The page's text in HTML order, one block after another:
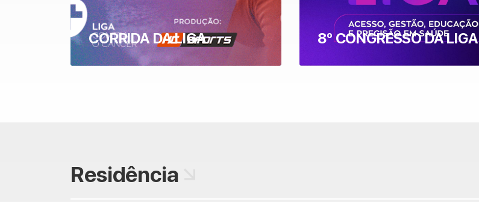
CORRIDA DA LIGA 8º CONGRESSO DA LIGA
Residência